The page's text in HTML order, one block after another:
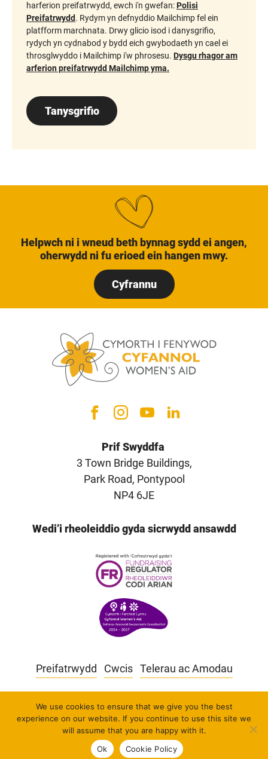
harferion preifatrwydd, ewch i'n gwefan:Polisi
Preifatrwydd. Rydym yn defnyddio Mailchimp fel ein
platfform marchnata. Drwy glicio isod i danysgrifio,
rydych yn cydnabod y bydd eich gwybodaeth yn cael ei
throsglwyddo i Mailchimp i'w phrosesu. Dysgu rhagor am
arferion preifatrwydd Mailchimp yma.
Tanysgrifio
Helpwch ni i wneud beth bynnag sydd ei angen,
oherwydd ni fu erioed ein hangen mwy.
Cyfrannu
Prif Swyddfa
3 Town Bridge Buildings,
Park Road, Pontypool
NP4 6JE
Wedi’i rheoleiddio gyda sicrwydd ansawdd
Preifatrwydd Cwcis Telerau ac Amodau
Mae Cymorth i Fenywod Cyfannol yn elusen
gofrestredig yng Nghymru a Lloegr, rhif cofrestru
1045890
dewislen
We use cookies to ensure that we give you the best
experience on our website. If you continue to use this site we
will assume that you are happy with it.
Ok
Cookie Policy